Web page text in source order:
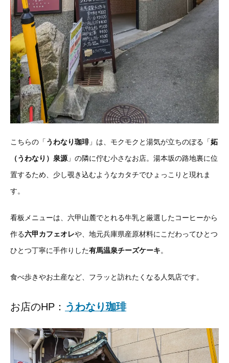
こちらの「 うわなり珈琲 」は、モクモクと湯気が立ちのぼる「妬
（うわなり）泉源 」の隣に佇む小さなお店。湯本坂の路地裏に位
置するため、少し覗き込むようなカタチでひょっこりと現れま
す。
看板メニューは、六甲山麓でとれる牛乳と厳選したコーヒーから
作る六甲カフェオレや、地元兵庫県産原材料にこだわってひとつ
ひとつ丁寧に手作りした有馬温泉チーズケーキ。
食べ歩きやお土産など、フラッと訪れたくなる人気店です。
お店のHP： うわなり珈琲